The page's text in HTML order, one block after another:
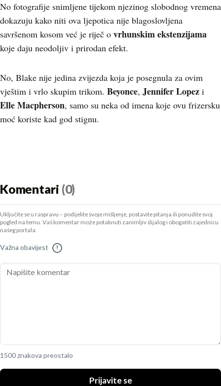
No fotografije snimljene tijekom njezinog slobodnog vremena
dokazuju kako niti ova ljepotica nije blagoslovljena
savršenom kosom već je riječ o vrhunskim ekstenzijama
koje daju neodoljiv i prirodan efekt.
No, Blake nije jedina zvijezda koja je posegnula za ovim
vještim i vrlo skupim trikom. Beyonce, Jennifer Lopez i
Elle Macpherson, samo su neka od imena koje ovu frizersku
moć koriste kad god stignu.
Komentari (0)
Uključite se u raspravu – podijelite svoje mišljenje, postavite pitanja ili ponudite svoj
pogled na temu. Vaš komentar može potaknuti zanimljiv dijalog i obogatiti zajednicu
našeg portala.
Važna obavijest !
1500 znakova preostalo
Prijavite se